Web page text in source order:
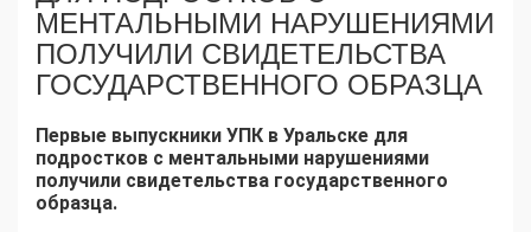
МЕНТАЛЬНЫМИ НАРУШЕНИЯМИ
ПОЛУЧИЛИ СВИДЕТЕЛЬСТВА
ГОСУДАРСТВЕННОГО ОБРАЗЦА
Первые выпускники УПК в Уральске для
подростков с ментальными нарушениями
получили свидетельства государственного
образца.